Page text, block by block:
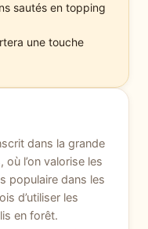
sautés en topping
une touche
dans la grande
l’on valorise les
populaire dans les
d’utiliser les
en forêt.